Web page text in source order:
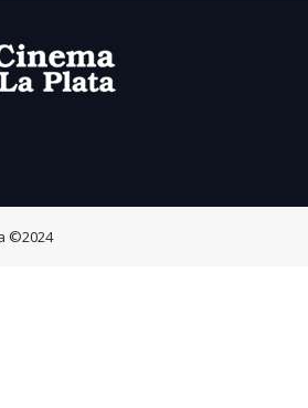
©2024